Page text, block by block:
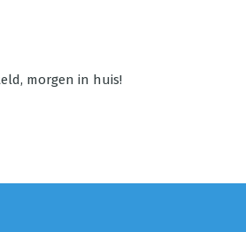
morgen in huis!